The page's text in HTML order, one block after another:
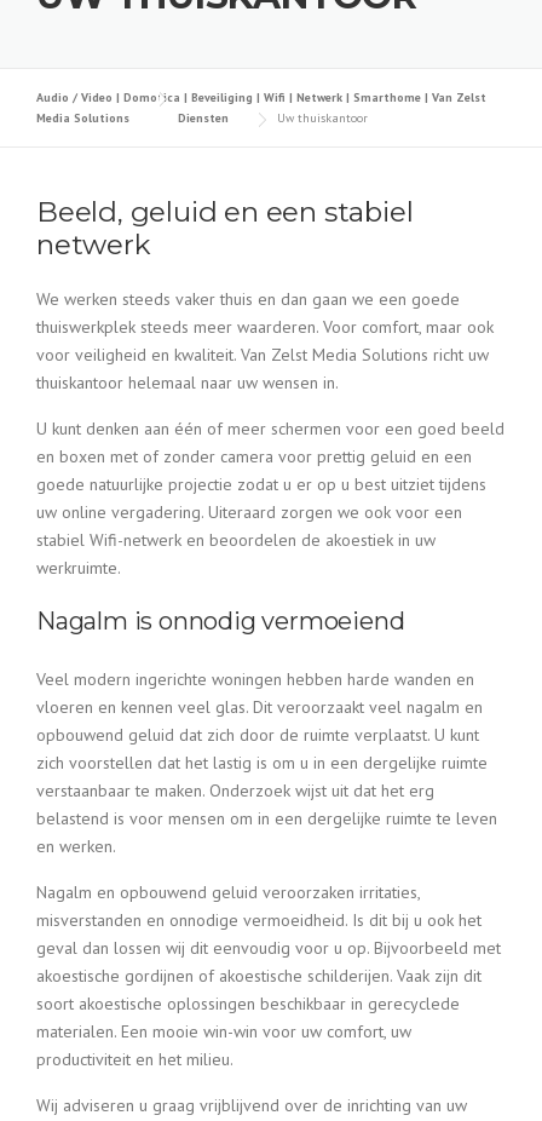
Audio / Video | Domotica | Beveiliging | Wifi | Netwerk | Smarthome | Van Zelst
Media Solutions
Diensten Uw thuiskantoor
Beeld, geluid en een stabiel
netwerk
We werken steeds vaker thuis en dan gaan we een goede
thuiswerkplek steeds meer waarderen. Voor comfort, maar ook
voor veiligheid en kwaliteit. Van Zelst Media Solutions richt uw
thuiskantoor helemaal naar uw wensen in.
U kunt denken aan één of meer schermen voor een goed beeld
en boxen met of zonder camera voor prettig geluid en een
goede natuurlijke projectie zodat u er op u best uitziet tijdens
uw online vergadering. Uiteraard zorgen we ook voor een
stabiel Wifi-netwerk en beoordelen de akoestiek in uw
werkruimte.
Nagalm is onnodig vermoeiend
Veel modern ingerichte woningen hebben harde wanden en
vloeren en kennen veel glas. Dit veroorzaakt veel nagalm en
opbouwend geluid dat zich door de ruimte verplaatst. U kunt
zich voorstellen dat het lastig is om u in een dergelijke ruimte
verstaanbaar te maken. Onderzoek wijst uit dat het erg
belastend is voor mensen om in een dergelijke ruimte te leven
en werken.
Nagalm en opbouwend geluid veroorzaken irritaties,
misverstanden en onnodige vermoeidheid. Is dit bij u ook het
geval dan lossen wij dit eenvoudig voor u op. Bijvoorbeeld met
akoestische gordijnen of akoestische schilderijen. Vaak zijn dit
soort akoestische oplossingen beschikbaar in gerecyclede
materialen. Een mooie win-win voor uw comfort, uw
productiviteit en het milieu.
Wij adviseren u graag vrijblijvend over de inrichting van uw